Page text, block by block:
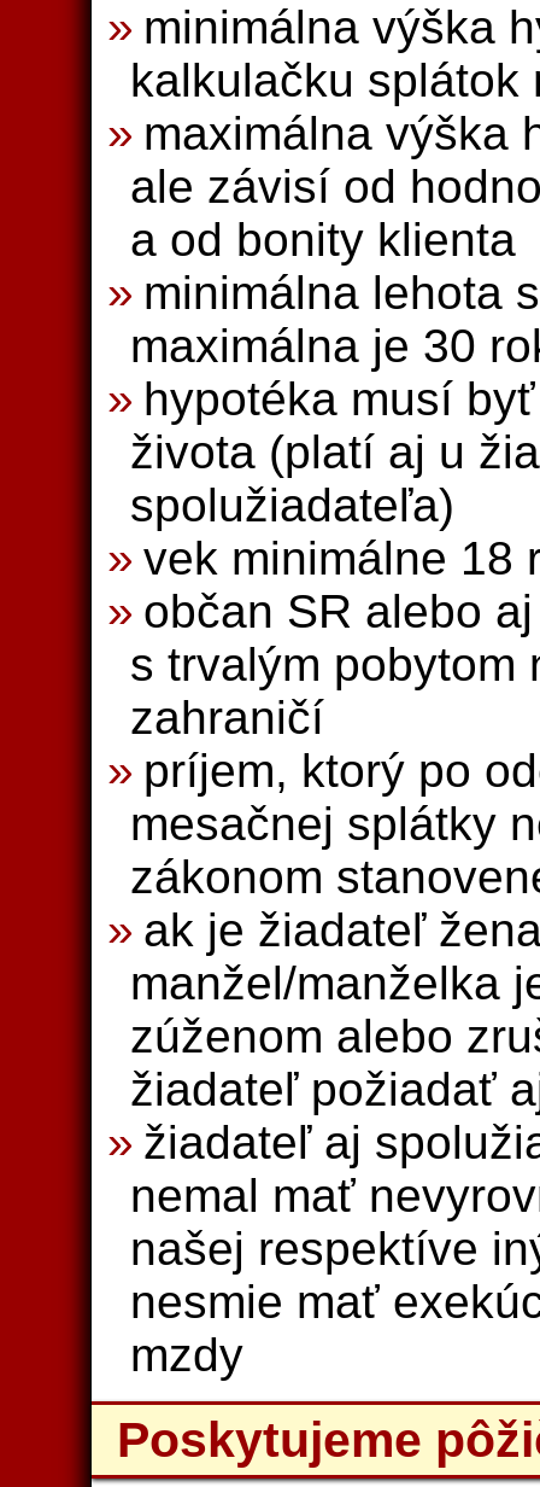
minimálna výška
kalkulačku
maximálna výška
ale závisí od
a od bonity klienta
minimálna lehota
maximálna je 30
hypotéka musí
života (platí aj u
spolužiadateľa)
vek minimálne 18
občan SR alebo
s trvalým pobytom
zahraničí
príjem, ktorý po
mesačnej splátky
zákonom
ak je žiadateľ
manžel/manželka
zúženom alebo
žiadateľ požiadať
žiadateľ aj
nemal mať
našej respektíve
nesmie mať
mzdy
Poskytujeme